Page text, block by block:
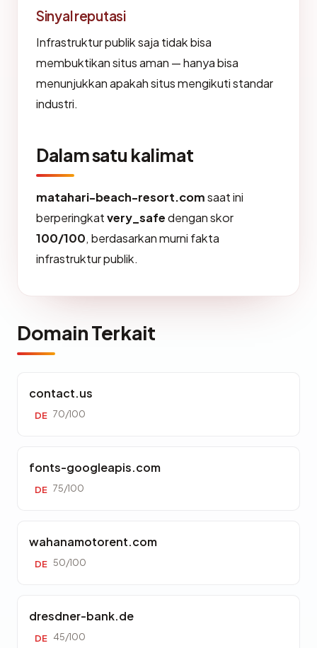
Sinyal reputasi
Infrastruktur publik saja tidak bisa
membuktikan situs aman — hanya bisa
menunjukkan apakah situs mengikuti standar
industri.
Dalam satu kalimat
matahari-beach-resort.comsaat ini
berperingkatvery_safedengan skor
100/100, berdasarkan murni fakta
infrastruktur publik.
Domain Terkait
contact.us
DE 70/100
fonts-googleapis.com
DE 75/100
wahanamotorent.com
DE 50/100
dresdner-bank.de
DE 45/100